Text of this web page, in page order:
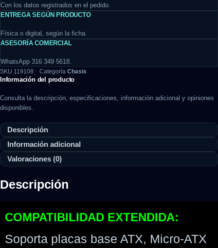
Con los datos registrados en el pedido.
ENTREGA SEGÚN PRODUCTO
Física o digital, según la ficha.
ASESORÍA COMERCIAL
WhatsApp 316 349 5618.
SKU 119108 Categoría Chasis
Información del producto
Consulta la descripción, especificaciones, información adicional y opiniones
disponibles.
Descripción
Información adicional
Valoraciones (0)
Descripción
COMPATIBILIDAD EXTENDIDA:
Soporta placas base ATX, Micro-ATX